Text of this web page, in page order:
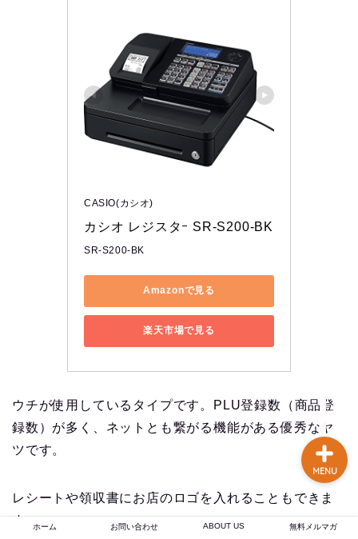
CASIO(カシオ)
カシオ レジスタｰ SR-S200-BK
SR-S200-BK
Amazonで見る
楽天市場で見る
ウチが使用しているタイプです。PLU登録数（商品登
録数）が多く、ネットとも繋がる機能がある優秀なヤ
ツです。
レシートや領収書にお店のロゴを入れることもできま
す。ホーム お問い合わせ ABOUT US 無料メルマガ
MENU
【永久保存版】自家焙煎
コーヒーショップ開業の
準備・やり方まとめ
【完全版】小さなカフェ
開業準備・必要なもの一
まとめ記事【初心者〜プ
ロまで完全解説】
【焙煎士歴16年のプロが
実現】 あなたの店のブラ
ンド力を高める、オーダ